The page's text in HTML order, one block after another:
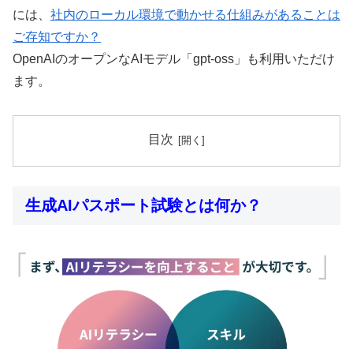
には、 社内のローカル環境で動かせる仕組みがあることは
ご存知ですか？
OpenAIのオープンなAIモデル「gpt-oss」も利用いただけ
ます。
目次
生成AIパスポート試験とは何か？